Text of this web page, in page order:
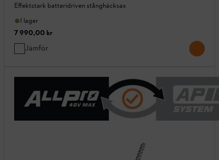
Effektstark batteridriven stånghäcksax
I lager
7 990,00 kr
Jämför